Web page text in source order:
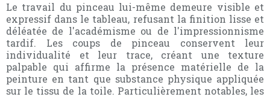
Le travail du pinceau lui-même demeure visible et
expressif dans le tableau, refusant la finition lisse et
déléatée de l'académisme ou de l'impressionnisme
tardif. Les coups de pinceau conservent leur
individualité et leur trace, créant une texture
palpable qui affirme la présence matérielle de la
peinture en tant que substance physique appliquée
sur le tissu de la toile. Particulièrement notables, les